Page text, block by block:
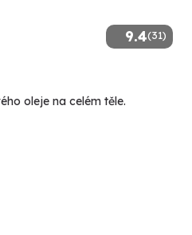
9.4(31)
oleje na celém těle.